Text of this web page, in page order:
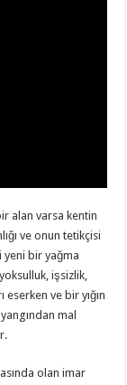
alan varsa kentin
ve onun tetikçisi
yeni bir yağma
işsizlik,
eserken ve bir yığın
mal
olan imar